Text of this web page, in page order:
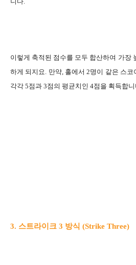
이렇게 축적된 점수를 모두 합산하여 가장
하게 되지요. 만약, 홀에서 2명이 같은 스
각각 5점과 3점의 평균치인 4점을 획득합니
3. 스트라이크 3 방식 (Strike Three)